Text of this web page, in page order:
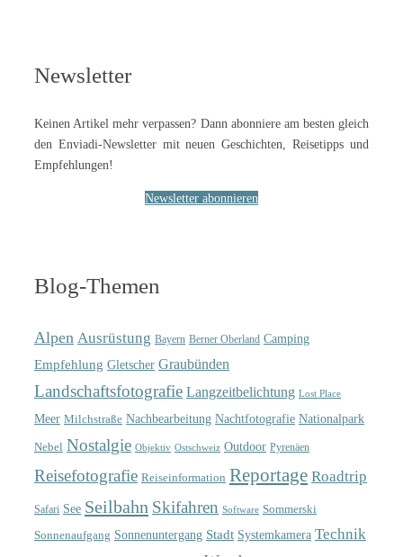
Newsletter
Keinen Artikel mehr verpassen? Dann abonniere am besten gleich
den Enviadi-Newsletter mit neuen Geschichten, Reisetipps und
Empfehlungen!
Newsletter abonnieren
Blog-Themen
Alpen Ausrüstung Bayern Berner Oberland Camping
Empfehlung Gletscher Graubünden
Landschaftsfotografie Langzeitbelichtung Lost Place
Meer Milchstraße Nachbearbeitung Nachtfotografie Nationalpark
Nebel Nostalgie Objektiv Ostschweiz Outdoor Pyrenäen
Reisefotografie Reiseinformation Reportage Roadtrip
Safari See Seilbahn Skifahren Software Sommerski
Sonnenaufgang Sonnenuntergang Stadt Systemkamera Technik